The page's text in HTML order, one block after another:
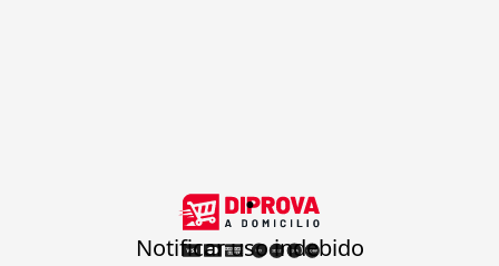
.
Notificar uso indebido